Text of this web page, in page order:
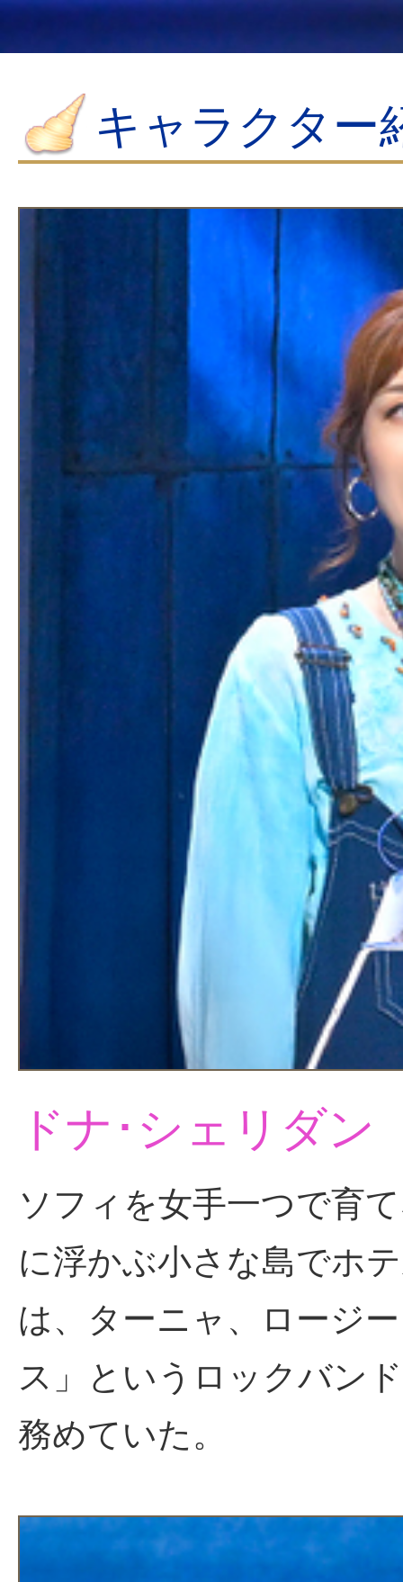
キャラクター
ドナ･シェリダン
ソフィを女手一つで育
に浮かぶ小さな島でホ
は、ターニャ、ロージ
ス」というロックバン
務めていた。